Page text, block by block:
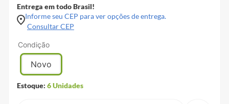
Entrega em todo Brasil!
Informe seu CEP para ver opções de entrega.
Consultar CEP
Condição
Novo
Estoque: 6Unidades